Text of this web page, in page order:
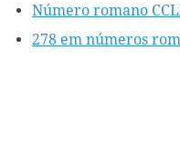
Número romano
278 em números